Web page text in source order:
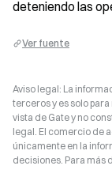
deteniendo las
Ver fuente
Aviso legal: La
terceros y es solo
vista de Gate y no
legal. El comercio de
únicamente en la
decisiones. Para más